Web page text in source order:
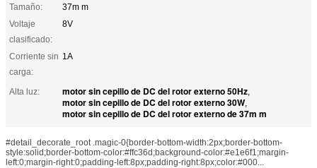
Tamaño:
37m m
Voltaje
clasificado:
8V
Corriente sin
carga:
1A
Alta luz: motor sin cepillo de DC del rotor externo 50Hz,
motor sin cepillo de DC del rotor externo 30W,
motor sin cepillo de DC del rotor externo de 37m m
#detail_decorate_root .magic-0{border-bottom-width:2px;border-bottom-
style:solid;border-bottom-color:#ffc36d;background-color:#e1e6f1;margin-
left:0;margin-right:0;padding-left:8px;padding-right:8px;color:#000...